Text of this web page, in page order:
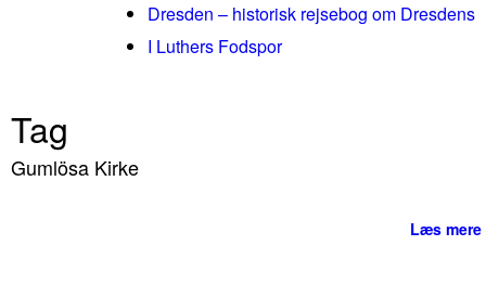
Dresden – historisk rejsebog om Dresdens
I Luthers Fodspor
Tag
Gumlösa Kirke
Læs mere